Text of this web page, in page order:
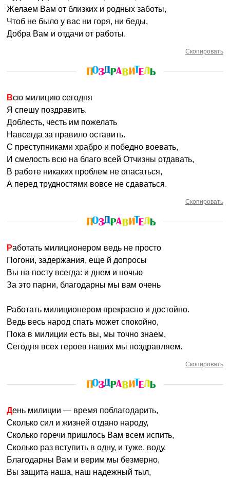
Желаем Вам от близких и родных заботы,
Чтоб не было у вас ни горя, ни беды,
Добра Вам и отдачи от работы.
Скопировать
Всю милицию сегодня
Я спешу поздравить.
Доблесть, честь им пожелать
Навсегда за правило оставить.
С преступниками храбро и победно воевать,
И смелость всю на благо всей Отчизны отдавать,
В работе никаких проблем не опасаться,
А перед трудностями вовсе не сдаваться.
Скопировать
Работать милиционером ведь не просто
Погони, задержания, еще й допросы
Вы на посту всегда: и днем и ночью
За это парни, благодарны мы вам очень
Работать милиционером прекрасно и достойно.
Ведь весь народ спать может спокойно,
Пока в милиции есть вы, мы точно знаем,
Сегодня всех героев наших мы поздравляем.
Скопировать
День милиции — время поблагодарить,
Сколько сил и жизней отдано народу,
Сколько горечи пришлось Вам всем испить,
Сколько раз вступить в одну, и туже, воду.
Благодарны Вам и верим мы безмерно,
Вы защита наша, наш надежный тыл,